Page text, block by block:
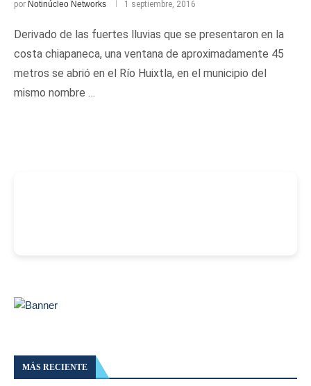
por Notinúcleo Networks 1 septiembre, 2016
Derivado de las fuertes lluvias que se presentaron en la
costa chiapaneca, una ventana de aproximadamente 45
metros se abrió en el Río Huixtla, en el municipio del
mismo nombre …
MÁS RECIENTE